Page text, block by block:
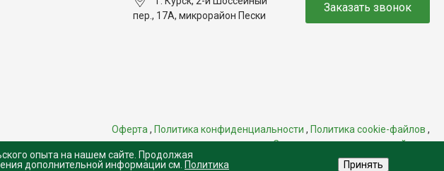
пер., 17А, микрорайон Пески
Заказать звонок
Оферта, Политика конфиденциальности , Политика cookie-файлов ,
Свидетельство на товарный знак
опыта на нашем сайте. Продолжая
дополнительной информации см. Политика
Принять